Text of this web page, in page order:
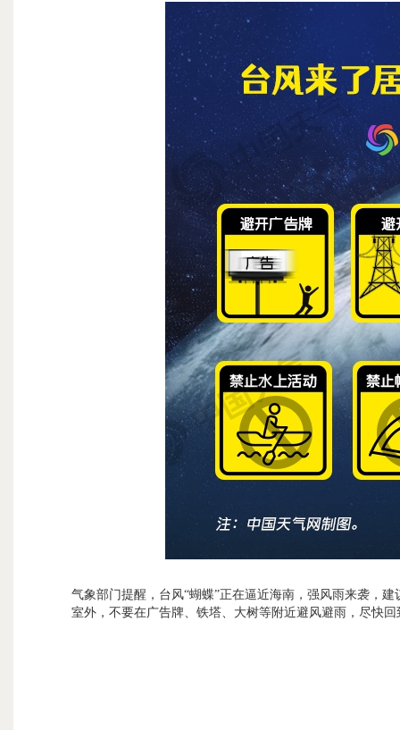
气象部门提醒，台风“蝴蝶”正在逼近海南，强风雨来袭，
室外，不要在广告牌、铁塔、大树等附近避风避雨，尽快